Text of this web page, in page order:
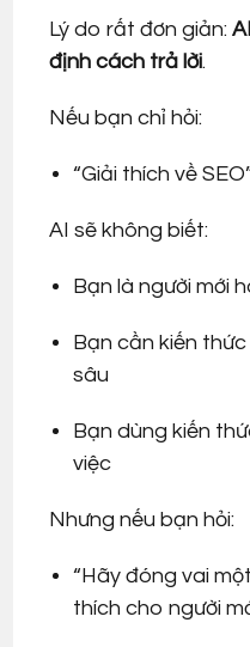
Lý do rất đơn giản:
định cách trả lời.
Nếu bạn chỉ hỏi:
“Giải thích về
AI sẽ không biết:
Bạn là người mới
Bạn cần kiến
sâu
Bạn dùng kiến
việc
Nhưng nếu bạn hỏi:
“Hãy đóng vai
thích cho người